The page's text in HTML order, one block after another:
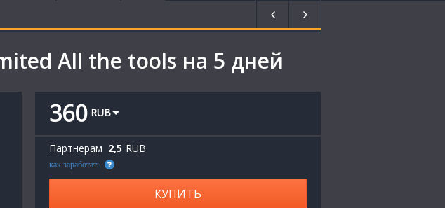
Проче
е
All the tools на 5 дней
360 RUB
Партнерам 2,5 RUB
как заработать
КУПИТЬ